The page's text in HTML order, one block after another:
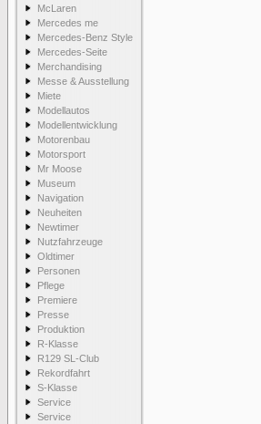
McLaren
Mercedes me
Mercedes-Benz Style
Mercedes-Seite
Merchandising
Messe & Ausstellung
Miete
Modellautos
Modellentwicklung
Motorenbau
Motorsport
Mr Moose
Museum
Navigation
Neuheiten
Newtimer
Nutzfahrzeuge
Oldtimer
Personen
Pflege
Premiere
Presse
Produktion
R-Klasse
R129 SL-Club
Rekordfahrt
S-Klasse
Service
Service